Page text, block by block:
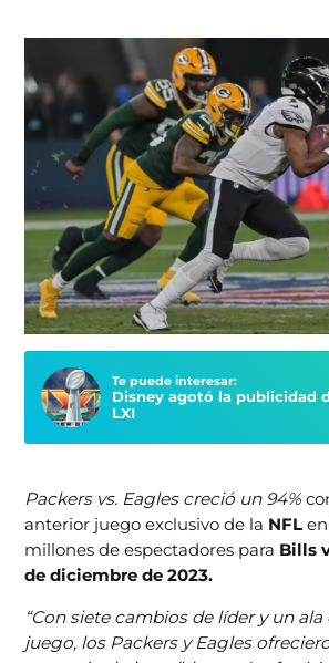
Te puede interesar:
Disney agotó la publicidad
LXI
Packers vs. Eagles creció un 94%
anterior juego exclusivo de la NFL
millones de espectadores para Bills
de diciembre de 2023.
“Con siete cambios de líder y un ala
juego, los Packers y Eagles